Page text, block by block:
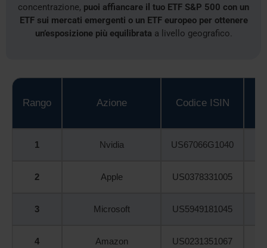
concentrazione, puoi affiancare il tuo ETF S&P 500 con un
ETF sui mercati emergenti o un ETF europeo per ottenere
un’esposizione più equilibrata a livello geografico.
Rango Azione Codice ISIN
1 Nvidia US67066G1040
2 Apple US0378331005
3 Microsoft US5949181045
4 Amazon US0231351067